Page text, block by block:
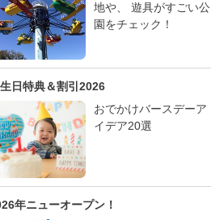
地や、 遊具がすごい公
園をチェック！
日特典＆割引2026
おでかけバースデーア
イデア20選
年ニューオープン！